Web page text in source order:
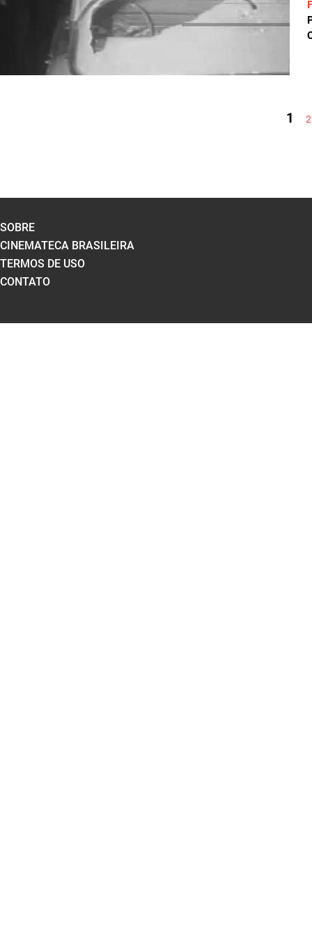
1 2
SOBRE
CINEMATECA BRASILEIRA
TERMOS DE USO
CONTATO